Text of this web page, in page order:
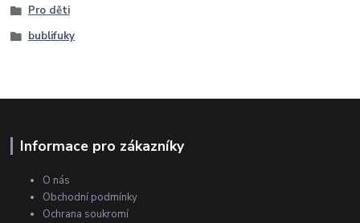
Pro děti
bublifuky
Informace pro zákazníky
O nás
Obchodní podmínky
Ochrana soukromí